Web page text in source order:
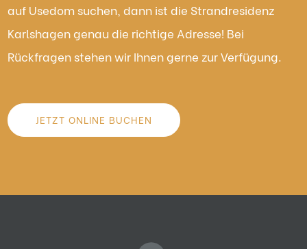
auf Usedom suchen, dann ist die Strandresidenz
Karlshagen genau die richtige Adresse! Bei
Rückfragen stehen wir Ihnen gerne zur Verfügung.
JETZT ONLINE BUCHEN